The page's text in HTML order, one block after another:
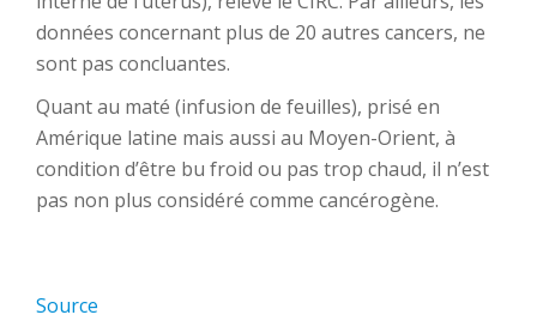
données concernant plus de 20 autres cancers, ne
sont pas concluantes.
Quant au maté (infusion de feuilles), prisé en
Amérique latine mais aussi au Moyen-Orient, à
condition d’être bu froid ou pas trop chaud, il n’est
pas non plus considéré comme cancérogène.
Source